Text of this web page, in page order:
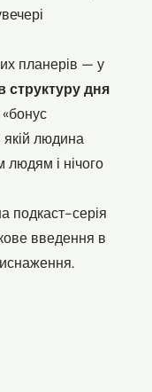
планерів — у
структуру дня
якій людина
людям і нічого
подкаст-серія
введення в